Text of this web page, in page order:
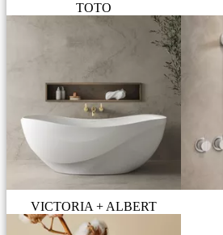
TOTO
VICTORIA + ALBERT